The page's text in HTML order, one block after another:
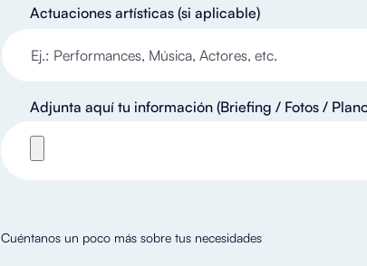
Actuaciones artísticas (si aplicable)
Adjunta aquí tu información (Briefing / Fotos /
Cuéntanos un poco más sobre tus necesidades